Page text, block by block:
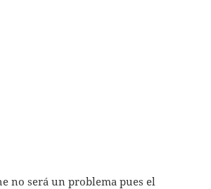
no será un problema pues el